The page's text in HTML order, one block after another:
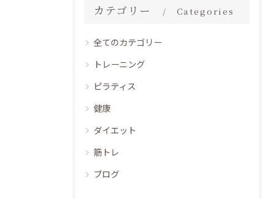
カテゴリー Categories
全てのカテゴリー
トレーニング
ピラティス
健康
ダイエット
筋トレ
ブログ